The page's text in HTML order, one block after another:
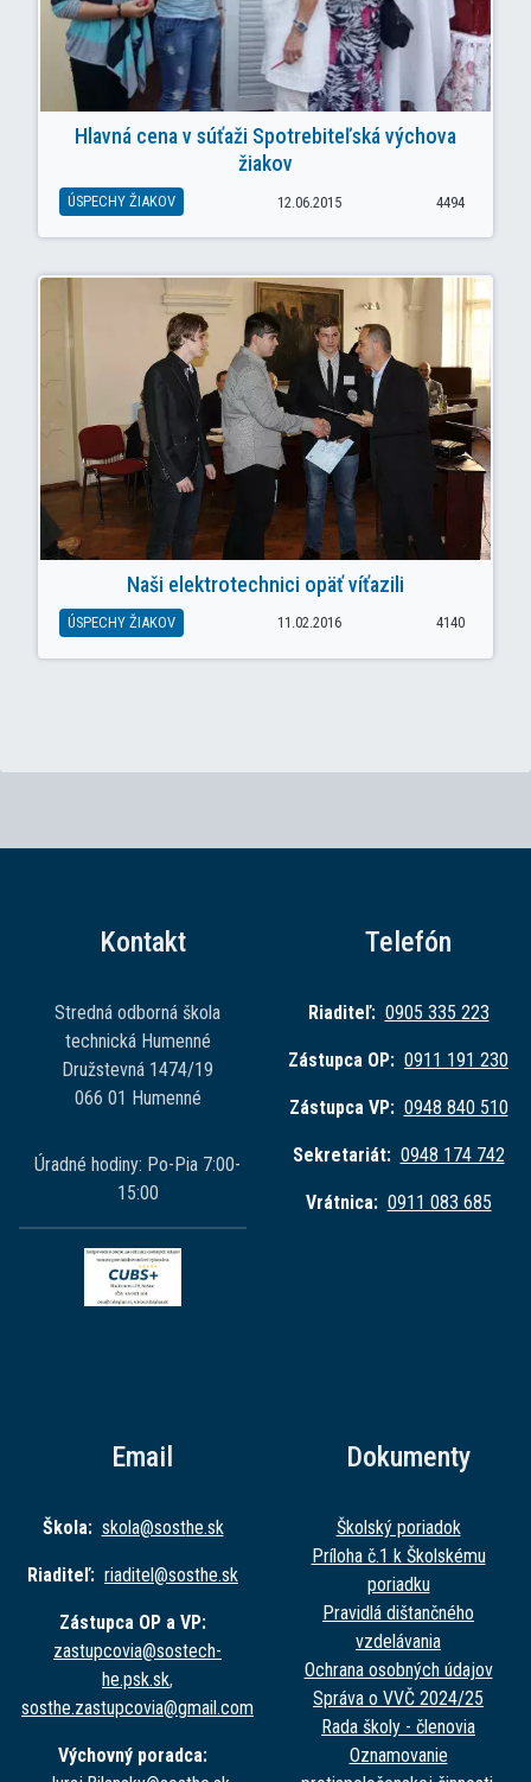
Hlavná cena v súťaži Spotrebiteľská výchova
žiakov
ÚSPECHY ŽIAKOV 12.06.2015 4494
Naši elektrotechnici opäť víťazili
ÚSPECHY ŽIAKOV 11.02.2016 4140
Kontakt
Stredná odborná škola
technická Humenné
Družstevná 1474/19
066 01 Humenné
Úradné hodiny: Po-Pia 7:00-
15:00
Telefón
Riaditeľ: 0905 335 223
Zástupca OP: 0911 191 230
Zástupca VP: 0948 840 510
Sekretariát: 0948 174 742
Vrátnica: 0911 083 685
Email
Škola: skola@sosthe.sk
Riaditeľ: riaditel@sosthe.sk
Zástupca OP a VP:
zastupcovia@sostech-
he.psk.sk,
sosthe.zastupcovia@gmail.com
Výchovný poradca:
Dokumenty
Školský poriadok
Príloha č.1 k Školskému
poriadku
Pravidlá dištančného
vzdelávania
Ochrana osobných údajov
Správa o VVČ 2024/25
Rada školy - členovia
Oznamovanie